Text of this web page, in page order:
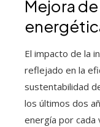
Mejora
El impacto de la
reflejado en la
sustentabilidad
los últimos dos
energía por cada